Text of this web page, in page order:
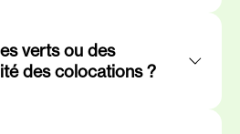
verts ou des
des colocations ?